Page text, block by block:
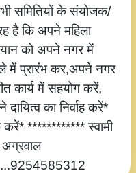
समितियों के संयोजक/
है कि अपने महिला
को अपने नगर में
में प्रारंभ कर,अपने नगर
कार्य में सहयोग करें,
का निर्वाह करें*
************ स्वामी